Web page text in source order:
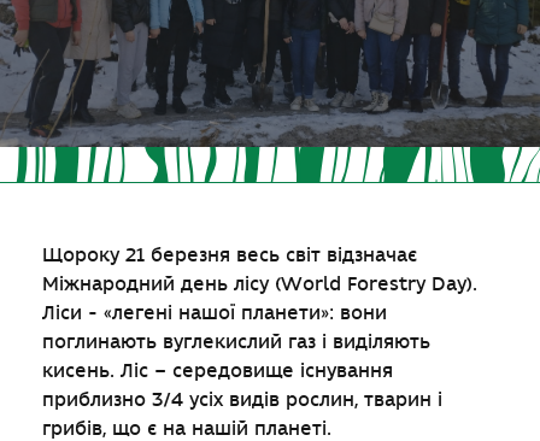
Щороку 21 березня весь світ відзначає
Міжнародний день лісу (World Forestry Day).
Ліси - «легені нашої планети»: вони
поглинають вуглекислий газ і виділяють
кисень. Ліс – середовище існування
приблизно 3/4 усіх видів рослин, тварин і
грибів, що є на нашій планеті.